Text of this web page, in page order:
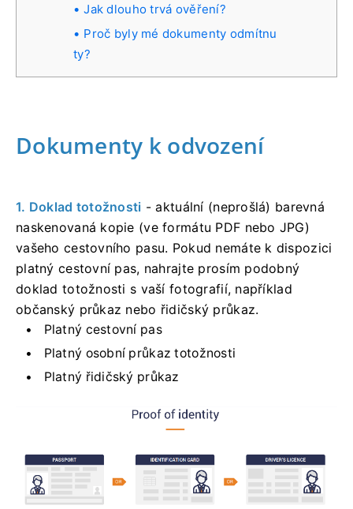
Jak dlouho trvá ověření?
Proč byly mé dokumenty odmítnu
ty?
Dokumenty k odvození
1. Doklad totožnosti - aktuální (neprošlá) barevná
naskenovaná kopie (ve formátu PDF nebo JPG)
vašeho cestovního pasu. Pokud nemáte k dispozici
platný cestovní pas, nahrajte prosím podobný
doklad totožnosti s vaší fotografií, například
občanský průkaz nebo řidičský průkaz.
Platný cestovní pas
Platný osobní průkaz totožnosti
Platný řidičský průkaz